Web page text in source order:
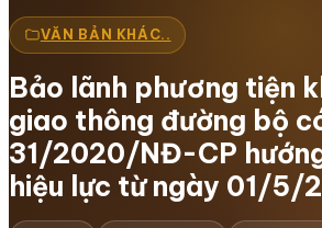
VĂN BẢN KHÁC..
Bảo lãnh phương tiện
giao thông đường bộ
31/2020/NĐ-CP
hiệu lực từ ngày 01/5/